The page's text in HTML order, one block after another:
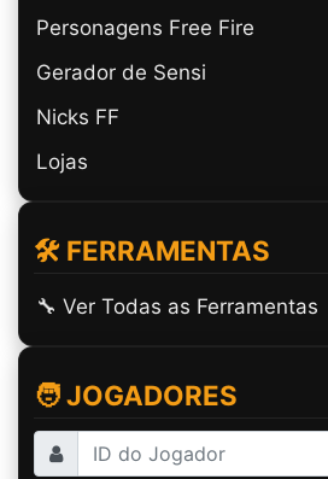
Personagens Free Fire
Gerador de Sensi
Nicks FF
Lojas
🛠️ FERRAMENTAS
🔧 Ver Todas as Ferramentas
🧑 JOGADORES